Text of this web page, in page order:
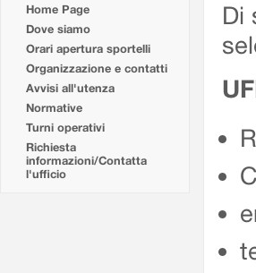
Home Page
Dove siamo
Orari apertura sportelli
Organizzazione e contatti
Avvisi all'utenza
Normative
Turni operativi
Richiesta
informazioni/Contatta
l'ufficio
Di